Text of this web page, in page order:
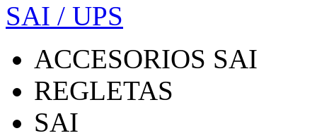
SAI / UPS
ACCESORIOS SAI
REGLETAS
SAI